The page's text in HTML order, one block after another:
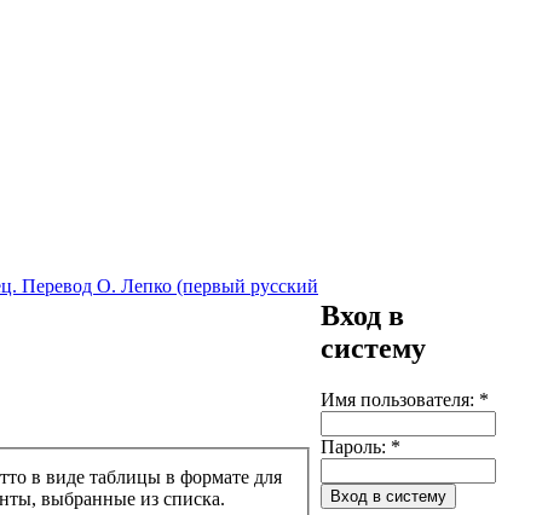
Перевод О. Лепко (первый русский
в виде таблицы в формате для
выбранные из списка.
Вход в
систему
Имя пользователя: *
Пароль: *